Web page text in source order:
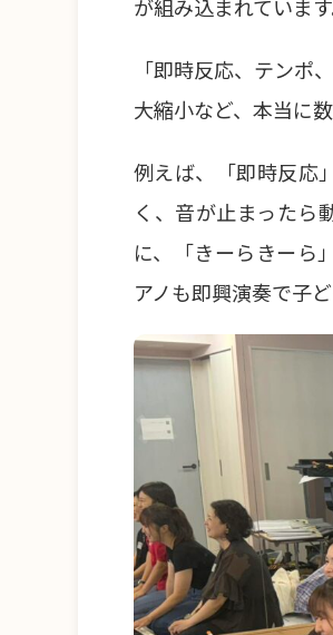
が組み込まれています
「即時反応、テンポ
大縮小など、本当に
例えば、「即時反応
く、音が止まったら
に、「きーらきーら
アノも即興演奏で子